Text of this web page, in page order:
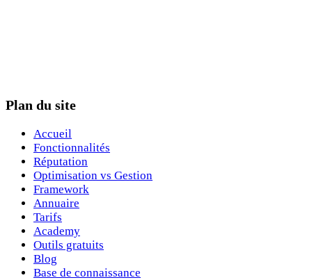
Plan du site
Accueil
Fonctionnalités
Réputation
Optimisation vs Gestion
Framework
Annuaire
Tarifs
Academy
Outils gratuits
Blog
Base de connaissance